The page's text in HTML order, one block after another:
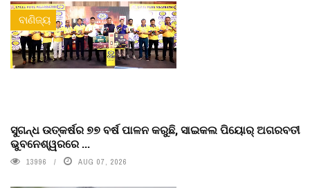
ବାଣିଜ୍ୟ
ସୁଗନ୍ଧ ଉତ୍କର୍ଷର ୭୭ ବର୍ଷ ପାଳନ କରୁଛି, ସାଇକଲ ପିୟୋର୍‌ ଅଗରବତୀ
ଭୁବନେଶ୍ୱରରେ ...
13996 AUG 07, 2026